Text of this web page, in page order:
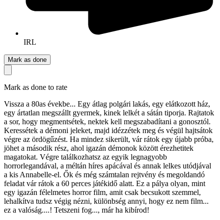
IRL
Mark as done
Mark as done to rate
Vissza a 80as évekbe... Egy átlag polgári lakás, egy elátkozott ház,
egy ártatlan megszállt gyermek, kinek lelkét a sátán tiporja. Rajtatok
a sor, hogy megmentsétek, nektek kell megszabadítani a gonosztól.
Keressétek a démoni jeleket, majd idézzétek meg és végül hajtsátok
végre az ördögűzést. Ha mindez sikerült, vár rátok egy újabb próba,
jöhet a második rész, ahol igazán démonok között érezhetitek
magatokat. Végre találkozhatsz az egyik legnagyobb
horrorlegandával, a méltán híres apácával és annak lelkes utódjával
a kis Annabelle-el. Ők és még számtalan rejtvény és megoldandó
feladat vár rátok a 60 perces játékidő alatt. Ez a pálya olyan, mint
egy igazán félelmetes horror film, amit csak becsukott szemmel,
lehalkítva tudsz végig nézni, különbség annyi, hogy ez nem film...
ez a valóság....! Tetszeni fog..., már ha kibírod!